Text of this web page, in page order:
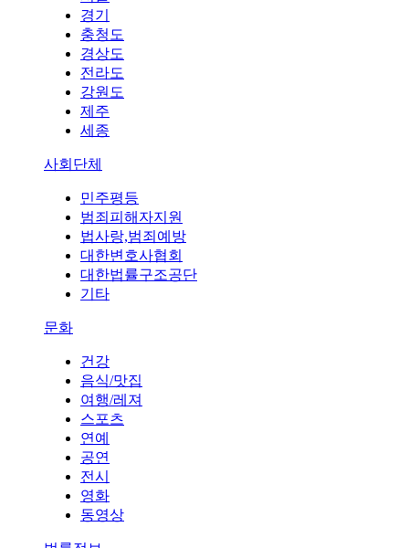
경기
충청도
경상도
전라도
강원도
제주
세종
사회단체
민주평등
범죄피해자지원
법사랑,범죄예방
대한변호사협회
대한법률구조공단
기타
문화
건강
음식/맛집
여행/레져
스포츠
연예
공연
전시
영화
동영상